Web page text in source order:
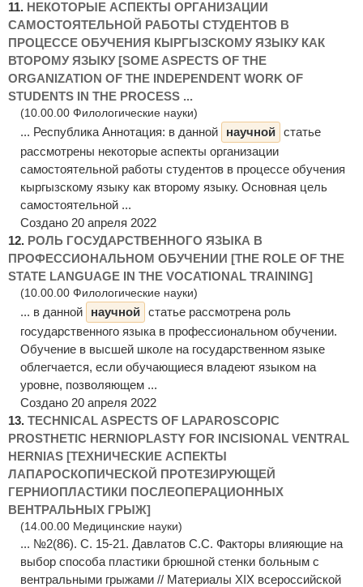
11. НЕКОТОРЫЕ АСПЕКТЫ ОРГАНИЗАЦИИ
САМОСТОЯТЕЛЬНОЙ РАБОТЫ СТУДЕНТОВ В
ПРОЦЕССЕ ОБУЧЕНИЯ КЫРГЫЗСКОМУ ЯЗЫКУ КАК
ВТОРОМУ ЯЗЫКУ [SOME ASPECTS OF THE
ORGANIZATION OF THE INDEPENDENT WORK OF
STUDENTS IN THE PROCESS ...
(10.00.00 Филологические науки)
... Республика Аннотация: в данной научной статье
рассмотрены некоторые аспекты организации
самостоятельной работы студентов в процессе обучения
кыргызскому языку как второму языку. Основная цель
самостоятельной ...
Создано 20 апреля 2022
12. РОЛЬ ГОСУДАРСТВЕННОГО ЯЗЫКА В
ПРОФЕССИОНАЛЬНОМ ОБУЧЕНИИ [THE ROLE OF THE
STATE LANGUAGE IN THE VOCATIONAL TRAINING]
(10.00.00 Филологические науки)
... в данной научной статье рассмотрена роль
государственного языка в профессиональном обучении.
Обучение в высшей школе на государственном языке
облегчается, если обучающиеся владеют языком на
уровне, позволяющем ...
Создано 20 апреля 2022
13. TECHNICAL ASPECTS OF LAPAROSCOPIC
PROSTHETIC HERNIOPLASTY FOR INCISIONAL VENTRAL
HERNIAS [ТЕХНИЧЕСКИЕ АСПЕКТЫ
ЛАПАРОСКОПИЧЕСКОЙ ПРОТЕЗИРУЮЩЕЙ
ГЕРНИОПЛАСТИКИ ПОСЛЕОПЕРАЦИОННЫХ
ВЕНТРАЛЬНЫХ ГРЫЖ]
(14.00.00 Медицинские науки)
... №2(86). C. 15-21. Давлатов С.С. Факторы влияющие на
выбор способа пластики брюшной стенки больным с
вентральными грыжами // Материалы XIX всероссийской